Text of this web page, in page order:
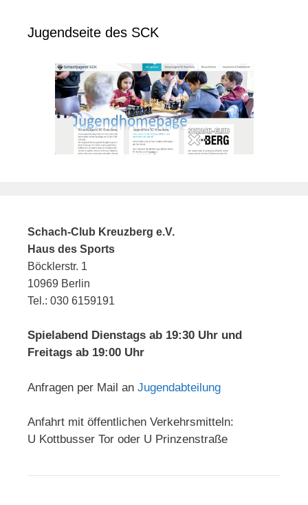
Jugendseite des SCK
Schach-Club Kreuzberg e.V.
Haus des Sports
Böcklerstr. 1
10969 Berlin
Tel.: 030 6159191
Spielabend Dienstags ab 19:30 Uhr und
Freitags ab 19:00 Uhr
Anfragen per Mail an Jugendabteilung
Anfahrt mit öffentlichen Verkehrsmitteln:
U Kottbusser Tor oder U Prinzenstraße